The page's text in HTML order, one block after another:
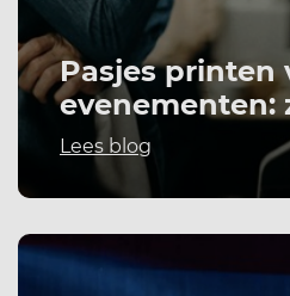
Pasjes printen
evenementen:
Lees blog